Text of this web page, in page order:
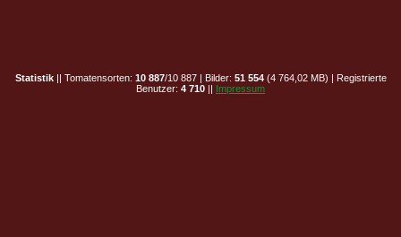
Statistik|| Tomatensorten: 10 887/10 887 | Bilder: 51 554(4 764,02 MB) | Registrierte
Benutzer: 4 710 || Impressum